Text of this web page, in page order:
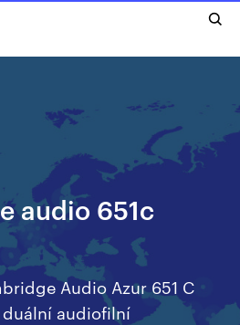
audio 651c
Audio Azur 651 C
duální audiofilní